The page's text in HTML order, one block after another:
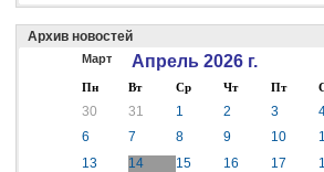
Архив новостей
Март Апрель 2026 г.
Пн Вт Ср Чт Пт
30 31 1 2 3
6
7 8 9 10
13
14 15 16 17